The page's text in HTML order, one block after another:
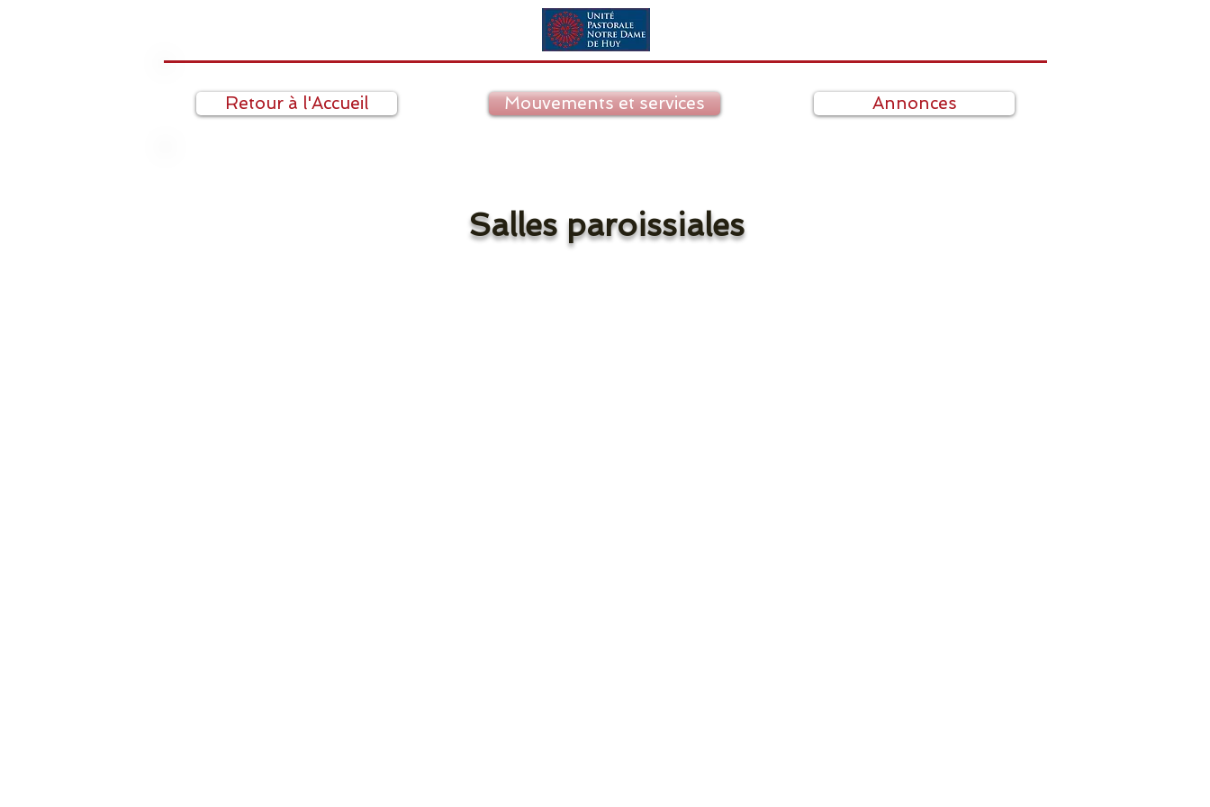
Retour à l'Accueil Mouvements et services Annonces
Salles paroissiales